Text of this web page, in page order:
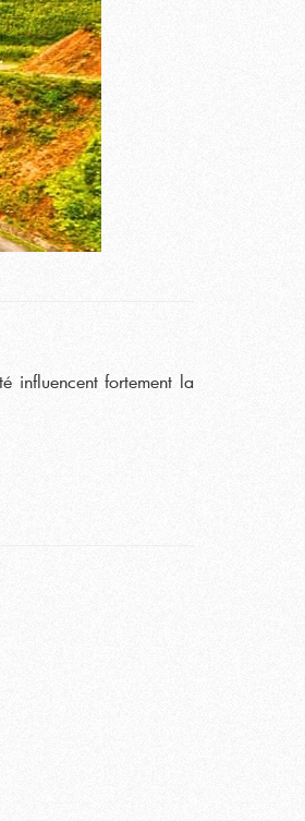
influencent fortement la